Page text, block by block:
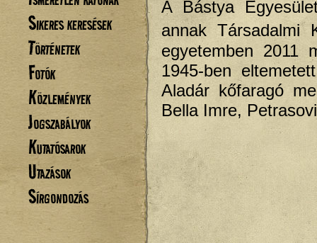
Sikeres keresések
Történetek
Fotók
Közlemények
Jogszabályok
Kutatósarok
Utazások
Sírgondozás
A Bástya
annak Társadalmi
egyetemben 2011
1945-ben
Aladár kőfaragó
Bella Imre,